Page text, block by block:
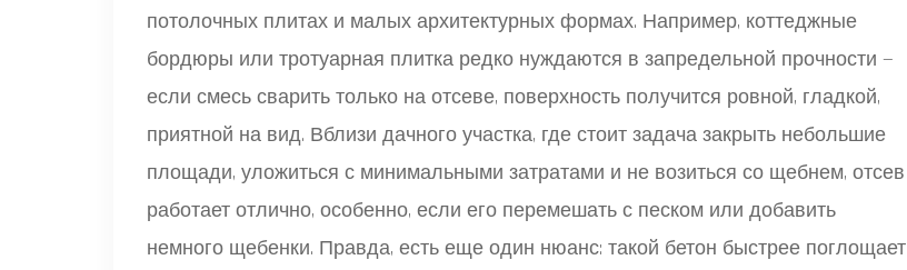
потолочных плитах и малых архитектурных формах. Например, коттеджные
бордюры или тротуарная плитка редко нуждаются в запредельной прочности —
если смесь сварить только на отсеве, поверхность получится ровной, гладкой,
приятной на вид. Вблизи дачного участка, где стоит задача закрыть небольшие
площади, уложиться с минимальными затратами и не возиться со щебнем, отсев
работает отлично, особенно, если его перемешать с песком или добавить
немного щебенки. Правда, есть еще один нюанс: такой бетон быстрее поглощает